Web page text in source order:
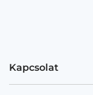
Kapcsolat